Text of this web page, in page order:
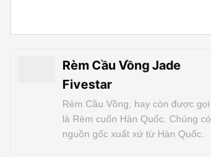
Rèm Cầu Vồng Jade
Fivestar
Rèm Cầu Vồng, hay còn được gọi
là Rèm cuốn Hàn Quốc. Chúng có
nguồn gốc xuất xứ từ Hàn Quốc.